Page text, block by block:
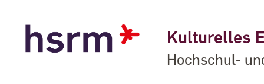
Kulturelles
Hochschul-